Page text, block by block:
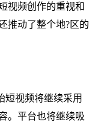
视频创作的重视和
推动了整个地?区的
短视频将继续采用
。平台也将继续吸